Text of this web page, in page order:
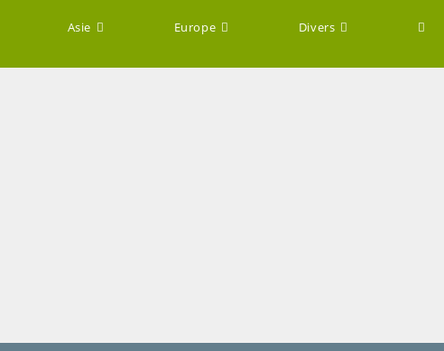
Asie Europe Divers